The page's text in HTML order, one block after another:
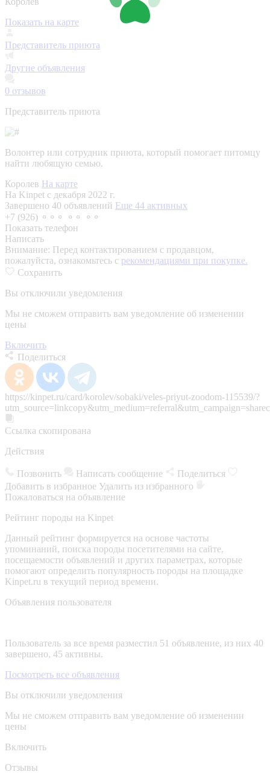
Показать на карте
Представитель приюта
Другие объявления
0 отзывов
Представитель приюта
Волонтер или сотрудник приюта, который помогает питомцу
найти любящую семью.
Королев На карте
На Kinpet c декабря 2022 г.
Завершено 40 объявлений Еще 44 активных
+7 (926) ⚬⚬⚬ ⚬⚬ ⚬⚬
Показать телефон
Написать
Внимание: Перед контактированием с продавцом,
пожалуйста, ознакомьтесь с рекомендациями при покупке.
Сохранить
Вы отключили уведомления
Мы не сможем отправить вам уведомление об изменении
цены
Включить
Поделиться
https://kinpet.ru/card/korolev/sobaki/veles-priyut-zoodom-115539/?
Ссылка скопирована
Действия
Позвонить Написать сообщение
Поделиться
Добавить в избранное Удалить из избранного
Пожаловаться на объявление
Рейтинг породы на Kinpet
Данный рейтинг формируется на основе частоты
упоминаний, поиска породы посетителями на сайте,
посещаемости объявлений и других параметрах, которые
помогают определить популярность породы на площадке
Kinpet.ru в текущий период времени.
Объявления пользователя
Пользователь за все время разместил 51 объявление, из них 40
завершено, 45 активны.
Посмотреть все объявления
Вы отключили уведомления
Мы не сможем отправить вам уведомление об изменении
цены
Включить
Отзывы